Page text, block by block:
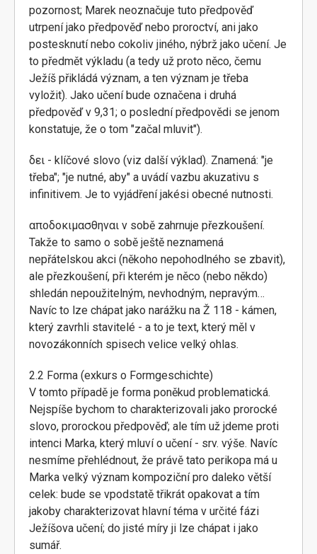
pozornost; Marek neoznačuje tuto předpověď
utrpení jako předpověď nebo proroctví, ani jako
postesknutí nebo cokoliv jiného, nýbrž jako učení. Je
to předmět výkladu (a tedy už proto něco, čemu
Ježíš přikládá význam, a ten význam je třeba
vyložit). Jako učení bude označena i druhá
předpověď v 9,31; o poslední předpovědi se jenom
konstatuje, že o tom "začal mluvit").
δει - klíčové slovo (viz další výklad). Znamená: "je
třeba"; "je nutné, aby" a uvádí vazbu akuzativu s
infinitivem. Je to vyjádření jakési obecné nutnosti.
αποδοκιμασθηναι v sobě zahrnuje přezkoušení.
Takže to samo o sobě ještě neznamená
nepřátelskou akci (někoho nepohodlného se zbavit),
ale přezkoušení, při kterém je něco (nebo někdo)
shledán nepoužitelným, nevhodným, nepravým…
Navíc to lze chápat jako narážku na Ž 118 - kámen,
který zavrhli stavitelé - a to je text, který měl v
novozákonních spisech velice velký ohlas.
2.2 Forma (exkurs o Formgeschichte)
V tomto případě je forma poněkud problematická.
Nejspíše bychom to charakterizovali jako prorocké
slovo, prorockou předpověď; ale tím už jdeme proti
intenci Marka, který mluví o učení - srv. výše. Navíc
nesmíme přehlédnout, že právě tato perikopa má u
Marka velký význam kompoziční pro daleko větší
celek: bude se vpodstatě třikrát opakovat a tím
jakoby charakterizovat hlavní téma v určité fázi
Ježíšova učení; do jisté míry ji lze chápat i jako
sumář.